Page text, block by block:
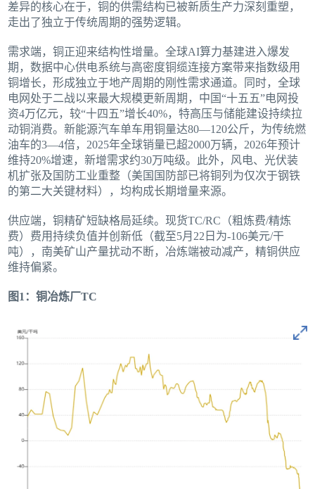
差异的核心在于，铜的供需结构已被新质生产力深刻重塑，
走出了独立于传统周期的强势逻辑。
需求端，铜正迎来结构性增量。全球AI算力基建进入爆发
期，数据中心供电系统与高密度铜缆连接方案带来指数级用
铜增长，形成独立于地产周期的刚性需求通道。同时，全球
电网处于二战以来最大规模更新周期，中国“十五五”电网投
资4万亿元，较“十四五”增长40%，特高压与储能建设持续拉
动铜消费。新能源汽车单车用铜量达80—120公斤，为传统燃
油车的3—4倍，2025年全球销量已超2000万辆，2026年预计
维持20%增速，新增需求约30万吨级。此外，风电、光伏装
机扩张及国防工业重整（美国国防部已将铜列为仅次于钢铁
的第二大关键材料），均构成长期增量来源。
供应端，铜精矿短缺格局延续。现货TC/RC（粗炼费/精炼
费）费用持续负值并创新低（截至5月22日为-106美元/干
吨），南美矿山产量扰动不断，冶炼端被动减产，精铜供应
维持偏紧。
图1：铜冶炼厂TC